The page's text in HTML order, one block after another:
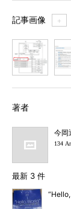
記事画像 ＋
著者
今岡
最新 3 件